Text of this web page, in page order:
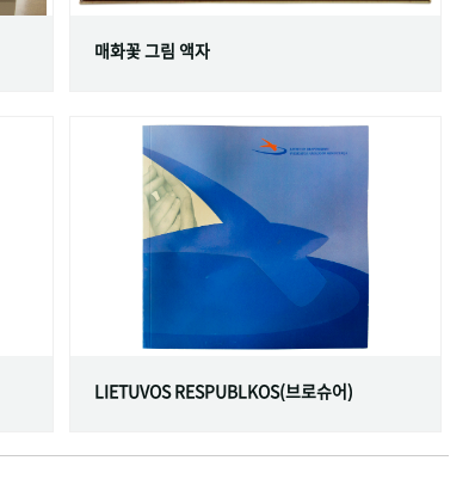
매화꽃 그림 액자
LIETUVOS RESPUBLKOS(브로슈어)